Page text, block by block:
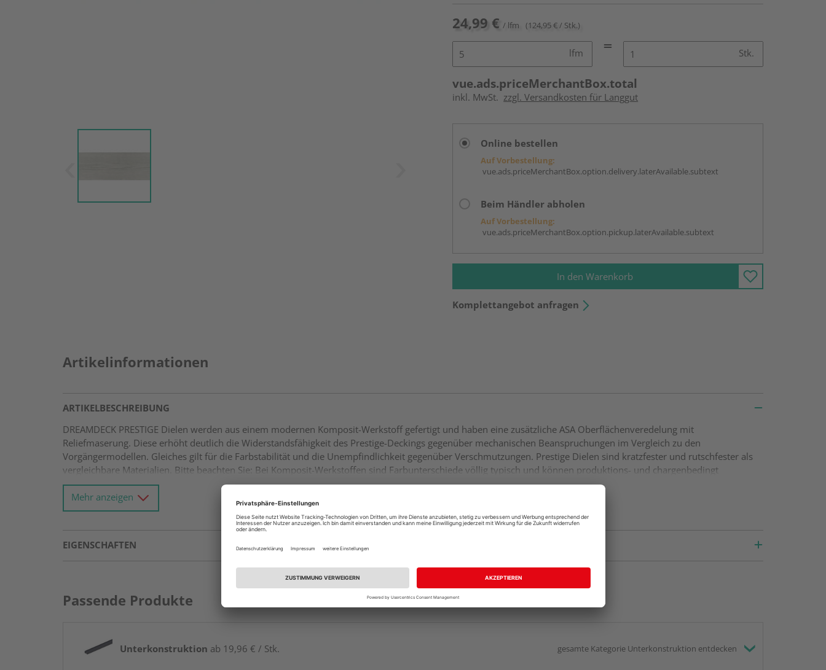
24,99 € / lfm (124,95 € / Stk.)
lfm Stk.
vue.ads.priceMerchantBox.total
inkl. MwSt. zzgl. Versandkosten für Langgut
Online bestellen
Auf Vorbestellung:
vue.ads.priceMerchantBox.option.delivery.laterAvailable.subtext
Beim Händler abholen
Auf Vorbestellung:
vue.ads.priceMerchantBox.option.pickup.laterAvailable.subtext
In den Warenkorb
Komplettangebot anfragen
Artikelinformationen
ARTIKELBESCHREIBUNG
DREAMDECK PRESTIGE Dielen werden aus einem modernen Komposit-Werkstoff gefertigt und haben eine zusätzliche ASA Oberflächenveredelung mit
Reliefmaserung. Diese erhöht deutlich die Widerstandsfähigkeit des Prestige-Deckings gegenüber mechanischen Beanspruchungen im Vergleich zu den
Vorgängermodellen. Gleiches gilt für die Farbstabilität und die Unempfindlichkeit gegenüber Verschmutzungen. Prestige Dielen sind kratzfester und rutschfester als
vergleichbare Materialien. Bitte beachten Sie: Bei Komposit-Werkstoffen sind Farbunterschiede völlig typisch und können produktions- und chargenbedingt
schwanken.
Mehr anzeigen
EIGENSCHAFTEN
Passende Produkte
Unterkonstruktion ab 19,96 € / Stk. gesamte Kategorie Unterkonstruktion entdecken